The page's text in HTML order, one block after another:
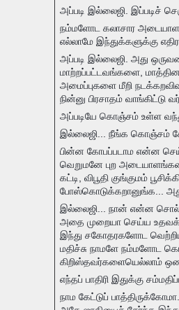
அப்படி இல்லைஜி. இப்படிச்
நம்மளோட கலாசார
எல்லாமே இந்துக்களுக்கு
அப்படி இல்லைஜி. அது
மாற்றப்பட்டவங்களை,
அமைப்புகளை மீறி
நின்னு பிரசாதம் வாங்கிட்டு
அப்படியே கொஞ்சம் உள்ள
இல்லைஜி... நீங்க கொஞ்சம்
பின்ன கோபப்படாம என்ன
வெறுமனே புற
கட்டி, விபூதி குங்குமம்
போஸ்கொடுக்கறானுங்க... அது
இல்லைஜி... நான் என்ன
அதை முறையா செய்ய
இந்து சகோதரகளோட
மதிச்சு நாமளே நம்மளோட
கிறிஸ்தவர்களையெல்லாம்
எந்தப் பாதிரி இதுக்கு
நாம கேட்டுப்